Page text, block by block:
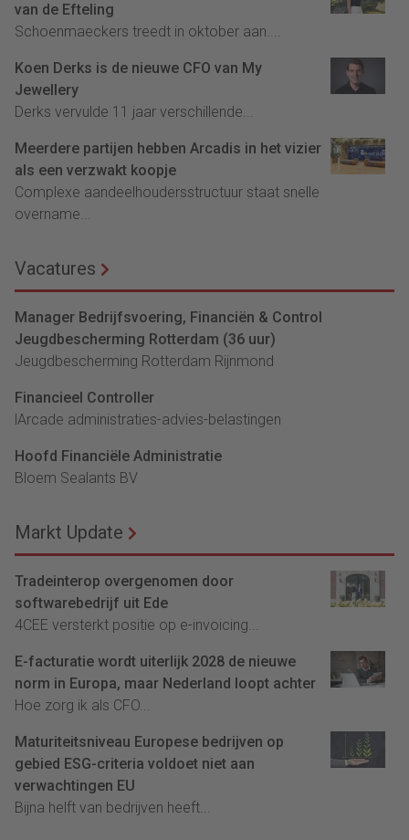
van de Efteling
Schoenmaeckers treedt in oktober aan....
Koen Derks is de nieuwe CFO van My
Jewellery
Derks vervulde 11 jaar verschillende...
Meerdere partijen hebben Arcadis in het vizier
als een verzwakt koopje
Complexe aandeelhoudersstructuur staat snelle
overname...
Vacatures
Manager Bedrijfsvoering, Financiën & Control
Jeugdbescherming Rotterdam (36 uur)
Jeugdbescherming Rotterdam Rijnmond
Financieel Controller
lArcade administraties-advies-belastingen
Hoofd Financiële Administratie
Bloem Sealants BV
Markt Update
Tradeinterop overgenomen door
softwarebedrijf uit Ede
4CEE versterkt positie op e-invoicing...
E-facturatie wordt uiterlijk 2028 de nieuwe
norm in Europa, maar Nederland loopt achter
Hoe zorg ik als CFO...
Maturiteitsniveau Europese bedrijven op
gebied ESG-criteria voldoet niet aan
verwachtingen EU
Bijna helft van bedrijven heeft...